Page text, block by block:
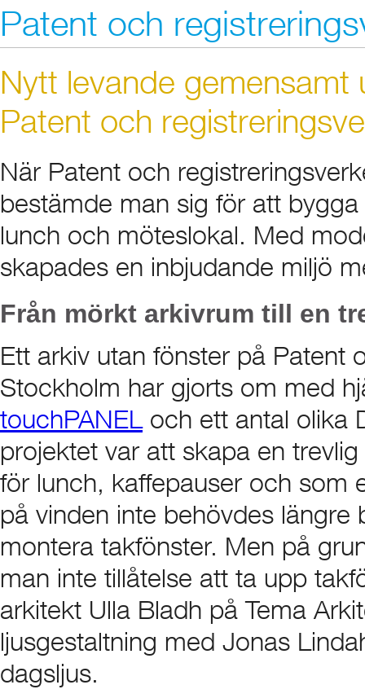
Patent och
Nytt levande
Patent och
När Patent och
bestämde man sig för att
lunch och möteslokal. Med
skapades en inbjudande miljö
Från mörkt arkivrum till en
Ett arkiv utan fönster på Patent
Stockholm har gjorts om med
touchPANELoch ett antal olika
projektet var att skapa en
för lunch, kaffepauser och som
på vinden inte behövdes
montera takfönster. Men på
man inte tillåtelse att ta upp
arkitekt Ulla Bladh på Tema
ljusgestaltning med Jonas
dagsljus.